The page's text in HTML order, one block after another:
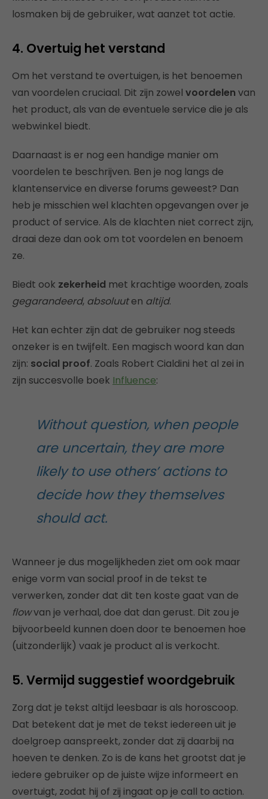
losmaken bij de gebruiker, wat aanzet tot actie.
4. Overtuig het verstand
Om het verstand te overtuigen, is het benoemen
van voordelen cruciaal. Dit zijn zowel voordelen van
het product, als van de eventuele service die je als
webwinkel biedt.
Daarnaast is er nog een handige manier om
voordelen te beschrijven. Ben je nog langs de
klantenservice en diverse forums geweest? Dan
heb je misschien wel klachten opgevangen over je
product of service. Als de klachten niet correct zijn,
draai deze dan ook om tot voordelen en benoem
ze.
Biedt ook zekerheid met krachtige woorden, zoals
gegarandeerd, absoluuten altijd.
Het kan echter zijn dat de gebruiker nog steeds
onzeker is en twijfelt. Een magisch woord kan dan
zijn: social proof. Zoals Robert Cialdini het al zei in
zijn succesvolle boek Influence:
Without question, when people
are uncertain, they are more
likely to use others’ actions to
decide how they themselves
should act.
Wanneer je dus mogelijkheden ziet om ook maar
enige vorm van social proof in de tekst te
verwerken, zonder dat dit ten koste gaat van de
flowvan je verhaal, doe dat dan gerust. Dit zou je
bijvoorbeeld kunnen doen door te benoemen hoe
(uitzonderlijk) vaak je product al is verkocht.
5. Vermijd suggestief woordgebruik
Zorg dat je tekst altijd leesbaar is als horoscoop.
Dat betekent dat je met de tekst iedereen uit je
doelgroep aanspreekt, zonder dat zij daarbij na
hoeven te denken. Zo is de kans het grootst dat je
iedere gebruiker op de juiste wijze informeert en
overtuigt, zodat hij of zij ingaat op je call to action.